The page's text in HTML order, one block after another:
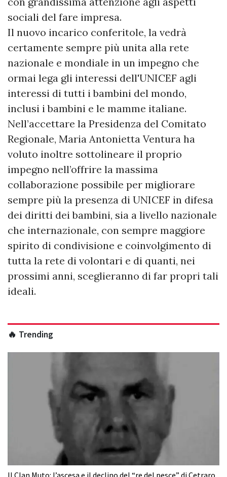
sociali del fare impresa.
Il nuovo incarico conferitole, la vedrà
certamente sempre più unita alla rete
nazionale e mondiale in un impegno che
ormai lega gli interessi dell'UNICEF agli
interessi di tutti i bambini del mondo,
inclusi i bambini e le mamme italiane.
Nell’accettare la Presidenza del Comitato
Regionale, Maria Antonietta Ventura ha
voluto inoltre sottolineare il proprio
impegno nell’offrire la massima
collaborazione possibile per migliorare
sempre più la presenza di UNICEF in difesa
dei diritti dei bambini, sia a livello nazionale
che internazionale, con sempre maggiore
spirito di condivisione e coinvolgimento di
tutta la rete di volontari e di quanti, nei
prossimi anni, sceglieranno di far propri tali
ideali.
🔥 Trending
Il Clan Muto: l’ascesa e il declino del “re del pesce” di Cetraro